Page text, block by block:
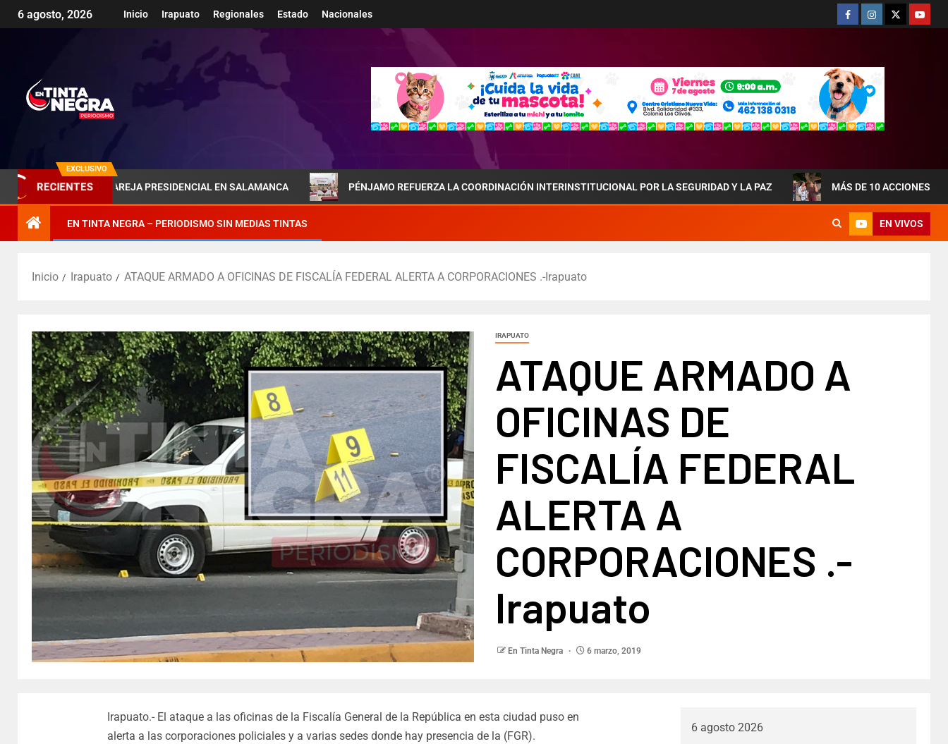
6 agosto, 2026 Inicio Irapuato Regionales Estado Nacionales
EXCLUSIVO
RECIENTES
DE LA PAREJA PRESIDENCIAL EN SALAMANCA PÉNJAMO REFUERZA LA COORDINACIÓN INTERINSTITUCIONAL POR LA SEGURIDAD Y LA PAZ MÁS DE 10 ACCIONES DE OBRAS
EN TINTA NEGRA – PERIODISMO SIN MEDIAS TINTAS EN VIVOS
Inicio Irapuato ATAQUE ARMADO A OFICINAS DE FISCALÍA FEDERAL ALERTA A CORPORACIONES .-Irapuato
IRAPUATO
ATAQUE ARMADO A
OFICINAS DE
FISCALÍA FEDERAL
ALERTA A
CORPORACIONES .-
Irapuato
En Tinta Negra 6 marzo, 2019
Irapuato.- El ataque a las oficinas de la Fiscalía General de la República en esta ciudad puso en
alerta a las corporaciones policiales y a varias sedes donde hay presencia de la (FGR).
6 agosto 2026